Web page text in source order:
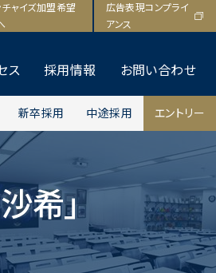
ス 採用情報 お問い合わせ
チャイズ加盟希望
広告表現コンプライ
アンス
新卒採用 中途採用 エントリー
希」
a
e
b
o
o
w
t
t
e
i
e